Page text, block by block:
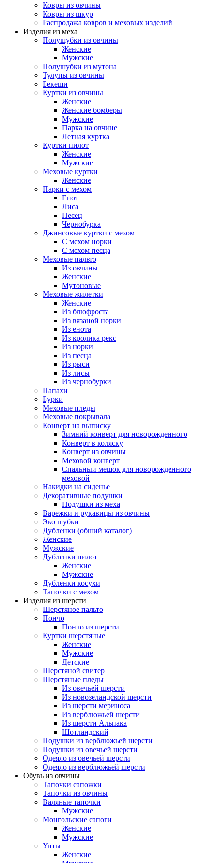
Ковры из овчины
Ковры из шкур
Распродажа ковров и меховых изделий
Изделия из меха
Полушубки из овчины
Женские
Мужские
Полушубки из мутона
Тулупы из овчины
Бекеши
Куртки из овчины
Женские
Женские бомберы
Мужские
Парка на овчине
Летная куртка
Куртки пилот
Женские
Мужские
Меховые куртки
Женские
Парки с мехом
Енот
Лиса
Песец
Чернобурка
Джинсовые куртки с мехом
С мехом норки
С мехом песца
Меховые пальто
Из овчины
Женские
Мутоновые
Меховые жилетки
Женские
Из блюфроста
Из вязаной норки
Из енота
Из кролика рекс
Из норки
Из песца
Из рыси
Из лисы
Из чернобурки
Папахи
Бурки
Меховые пледы
Меховые покрывала
Конверт на выписку
Зимний конверт для новорожденного
Конверт в коляску
Конверт из овчины
Меховой конверт
Спальный мешок для новорожденного
меховой
Накидки на сиденье
Декоративные подушки
Подушки из меха
Варежки и рукавицы из овчины
Эко шубки
Дубленки (общий каталог)
Женские
Мужские
Дубленки пилот
Женские
Мужские
Дубленки косухи
Тапочки с мехом
Изделия из шерсти
Шерстяное пальто
Пончо
Пончо из шерсти
Куртки шерстяные
Женские
Мужские
Детские
Шерстяной свитер
Шерстяные пледы
Из овечьей шерсти
Из новозеландской шерсти
Из шерсти мериноса
Из верблюжьей шерсти
Из шерсти Альпака
Шотландский
Подушки из верблюжьей шерсти
Подушки из овечьей шерсти
Одеяло из овечьей шерсти
Одеяло из верблюжьей шерсти
Обувь из овчины
Тапочки сапожки
Тапочки из овчины
Валяные тапочки
Мужские
Монгольские сапоги
Женские
Мужские
Унты
Женские